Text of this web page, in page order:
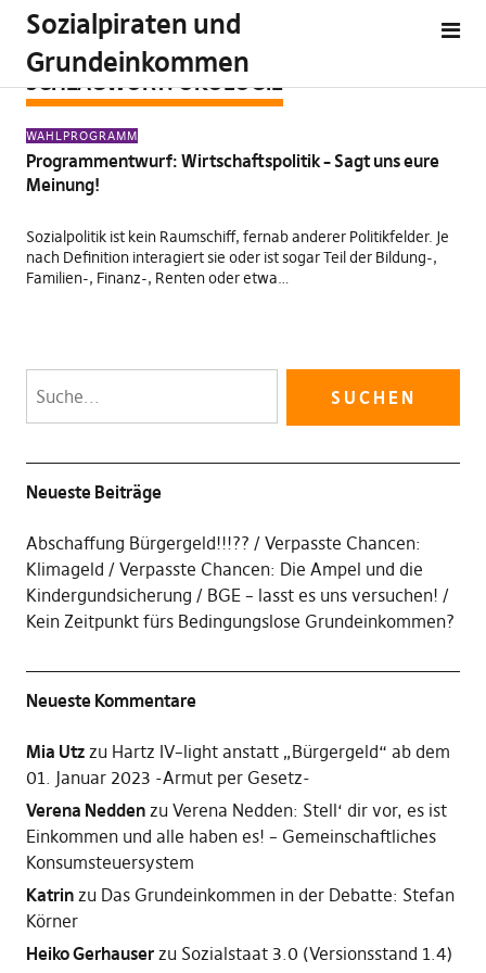
Sozialpiraten und
Grundeinkommen
SCHLAGWORT:ÖKOLOGIE
WAHLPROGRAMM
Programmentwurf: Wirtschaftspolitik – Sagt uns eure
Meinung!
Sozialpolitik ist kein Raumschiff, fernab anderer Politikfelder. Je
nach Definition interagiert sie oder ist sogar Teil der Bildung-,
Familien-, Finanz-, Renten oder etwa…
Neueste Beiträge
Abschaffung Bürgergeld!!!??
Verpasste Chancen:
Klimageld
Verpasste Chancen: Die Ampel und die
Kindergundsicherung
BGE – lasst es uns versuchen!
Kein Zeitpunkt fürs Bedingungslose Grundeinkommen?
Neueste Kommentare
Mia Utzzu Hartz IV–light anstatt „Bürgergeld“ ab dem
01. Januar 2023 -Armut per Gesetz-
Verena Neddenzu Verena Nedden: Stell‘ dir vor, es ist
Einkommen und alle haben es! – Gemeinschaftliches
Konsumsteuersystem
Katrinzu Das Grundeinkommen in der Debatte: Stefan
Körner
Heiko Gerhauserzu Sozialstaat 3.0 (Versionsstand 1.4)